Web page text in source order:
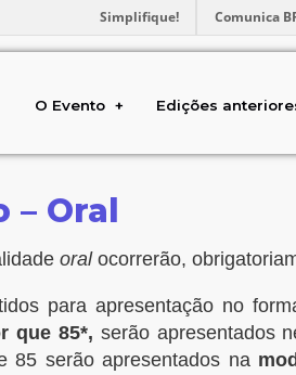
Simplifique! Comunica
O Evento Edições
– Oral
oral ocorrerão,
para apresentação no
que 85*, serão apresentados
85 serão apresentados na